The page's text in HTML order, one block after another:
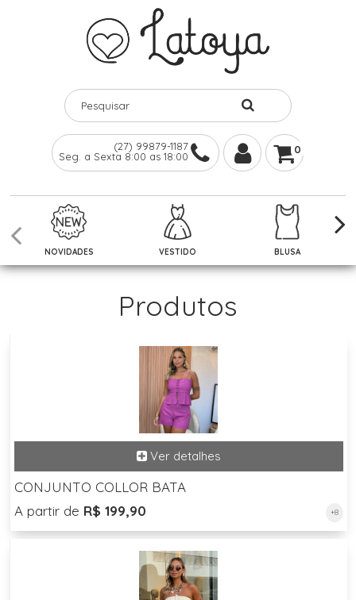
(27) 99879-1187
Seg. a Sexta 8:00 as 18:00
0
NOVIDADES VESTIDO BLUSA
Produtos
CONJUNTO COLLOR BATA
A partir de R$ 199,90 +8